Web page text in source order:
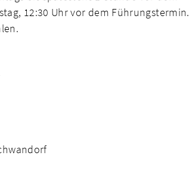
12:30 Uhr vor dem Führungstermin.